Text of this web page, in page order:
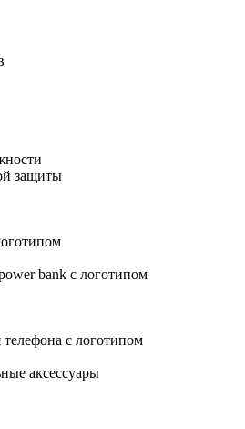
защиты
bank с логотипом
телефона с логотипом
аксессуары